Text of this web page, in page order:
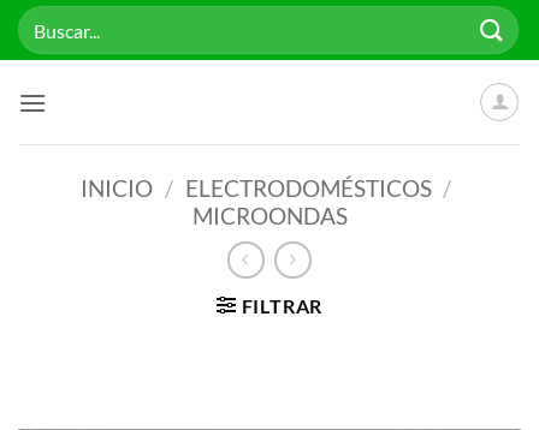
Saltar
Buscar
por:
INICIO / ELECTRODOMÉSTICOS /
MICROONDAS
FILTRAR